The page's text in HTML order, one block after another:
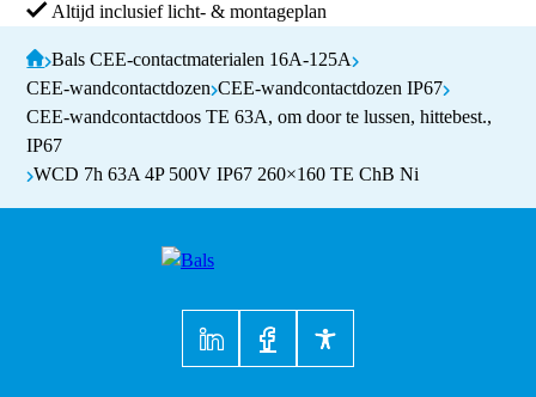
Altijd inclusief licht- & montageplan
Bals CEE-contactmaterialen 16A-125A
CEE-wandcontactdozen CEE-wandcontactdozen IP67
CEE-wandcontactdoos TE 63A, om door te lussen, hittebest.,
IP67
WCD 7h 63A 4P 500V IP67 260×160 TE ChB Ni